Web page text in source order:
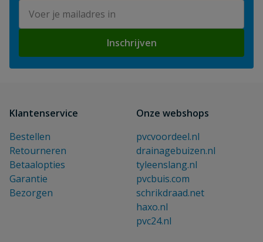
Inschrijven
Klantenservice
Bestellen
Retourneren
Betaalopties
Garantie
Bezorgen
Onze webshops
pvcvoordeel.nl
drainagebuizen.nl
tyleenslang.nl
pvcbuis.com
schrikdraad.net
haxo.nl
pvc24.nl